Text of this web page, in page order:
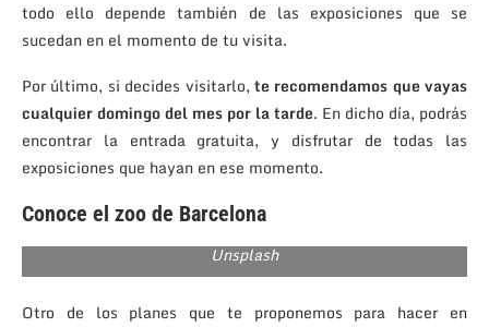
todo ello depende también de las exposiciones que se
sucedan en el momento de tu visita.
Por último, si decides visitarlo, te recomendamos que vayas
cualquier domingo del mes por la tarde. En dicho día, podrás
encontrar la entrada gratuita, y disfrutar de todas las
exposiciones que hayan en ese momento.
Conoce el zoo de Barcelona
En el zoo podrás encontrar surcados, uno de los animales
Unsplash
Otro de los planes que te proponemos para hacer en